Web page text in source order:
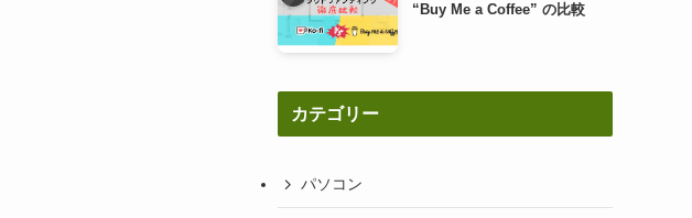
“Buy Me a Coffee” の比較
カテゴリー
パソコン